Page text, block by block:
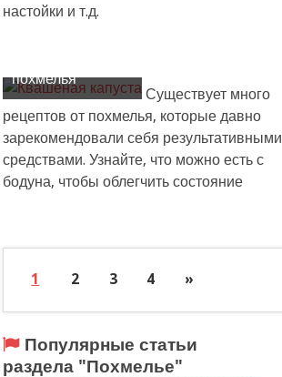
настойки и т.д.
похмелья
Существует много
рецептов от похмелья, которые давно
зарекомендовали себя результативными
средствами. Узнайте, что можно есть с
бодуна, чтобы облегчить состояние
1 2 3 4 »
Популярные статьи
раздела "Похмелье"